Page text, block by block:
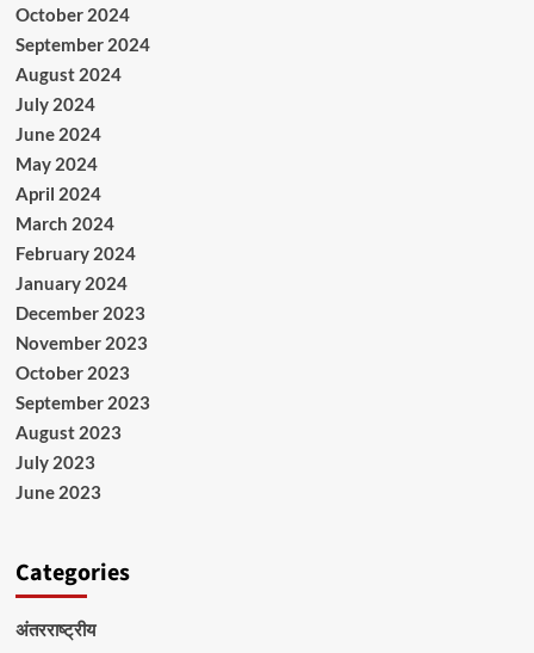
October 2024
September 2024
August 2024
July 2024
June 2024
May 2024
April 2024
March 2024
February 2024
January 2024
December 2023
November 2023
October 2023
September 2023
August 2023
July 2023
June 2023
Categories
अंतरराष्ट्रीय